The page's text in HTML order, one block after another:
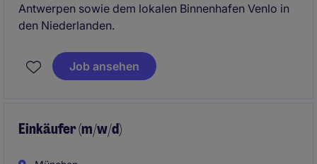
Antwerpen sowie dem lokalen Binnenhafen Venlo in
den Niederlanden.
Job ansehen
Einkäufer (m/w/d)